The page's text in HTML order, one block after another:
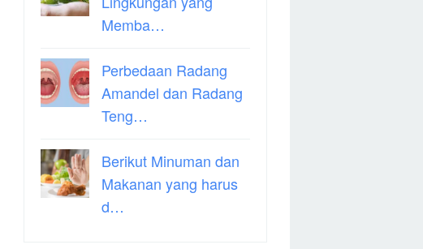
Memba…
Perbedaan Radang
Amandel dan Radang
Teng…
Berikut Minuman dan
Makanan yang harus
d…